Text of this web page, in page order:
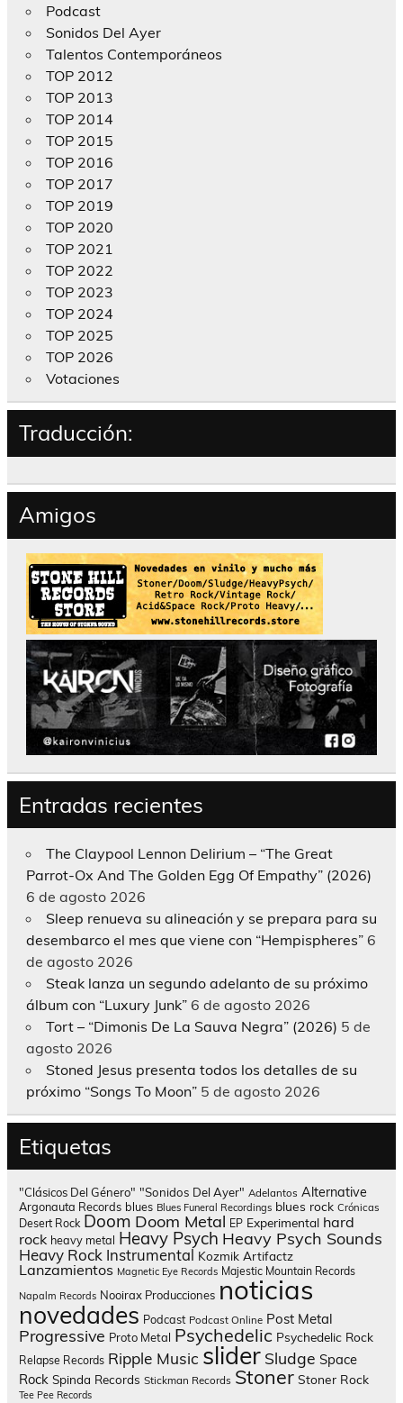
Podcast
Sonidos Del Ayer
Talentos Contemporáneos
TOP 2012
TOP 2013
TOP 2014
TOP 2015
TOP 2016
TOP 2017
TOP 2019
TOP 2020
TOP 2021
TOP 2022
TOP 2023
TOP 2024
TOP 2025
TOP 2026
Votaciones
Traducción:
Amigos
Entradas recientes
The Claypool Lennon Delirium – “The Great
Parrot-Ox And The Golden Egg Of Empathy” (2026)
6 de agosto 2026
Sleep renueva su alineación y se prepara para su
desembarco el mes que viene con “Hempispheres” 6
de agosto 2026
Steak lanza un segundo adelanto de su próximo
álbum con “Luxury Junk” 6 de agosto 2026
Tort – “Dimonis De La Sauva Negra” (2026) 5 de
agosto 2026
Stoned Jesus presenta todos los detalles de su
próximo “Songs To Moon” 5 de agosto 2026
Etiquetas
"Clásicos Del Género" "Sonidos Del Ayer" Adelantos Alternative
Argonauta Records blues Blues Funeral Recordings blues rock Crónicas
Desert Rock Doom Doom Metal EP Experimental hard
rock heavy metal Heavy Psych Heavy Psych Sounds
Heavy Rock Instrumental Kozmik Artifactz
Lanzamientos Magnetic Eye Records Majestic Mountain Records
Napalm Records Nooirax Producciones noticias
novedades Podcast Podcast Online Post Metal
Progressive Proto Metal Psychedelic Psychedelic Rock
Relapse Records Ripple Music slider Sludge Space
Rock Spinda Records Stickman Records Stoner Stoner Rock
Tee Pee Records